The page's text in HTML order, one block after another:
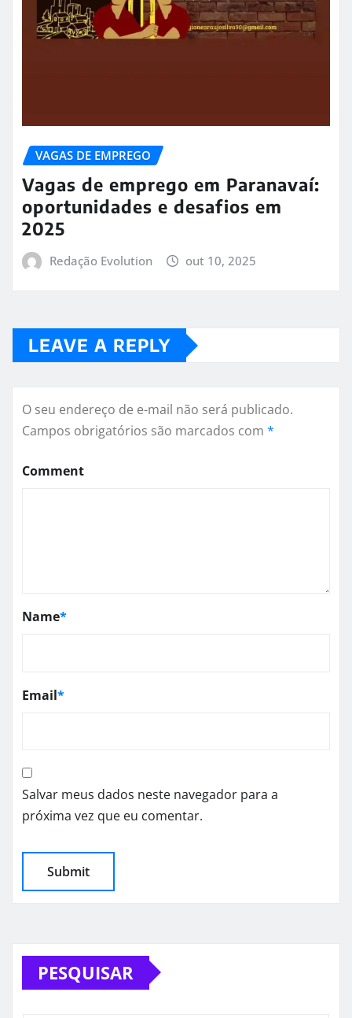
VAGAS DE EMPREGO
Vagas de emprego em Paranavaí:
oportunidades e desafios em
2025
Redação Evolution out 10, 2025
LEAVE A REPLY
O seu endereço de e-mail não será publicado.
Campos obrigatórios são marcados com *
Comment
Name*
Email*
Salvar meus dados neste navegador para a
próxima vez que eu comentar.
PESQUISAR